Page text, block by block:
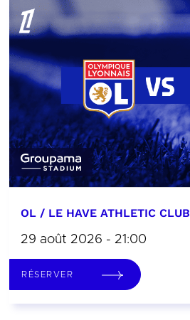
OL / LE HAVE ATHLETIC CLUB
29 août 2026 - 21:00
RÉSERVER